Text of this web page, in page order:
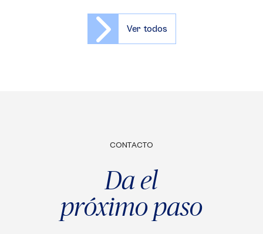
Ver todos
CONTACTO
Da el
próximo paso